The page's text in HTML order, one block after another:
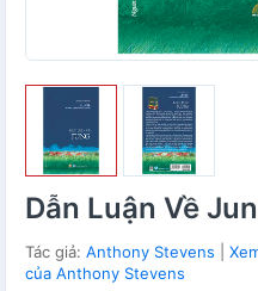
Dẫn Luận Về
Tác giả: Anthony Stevens
của Anthony Stevens